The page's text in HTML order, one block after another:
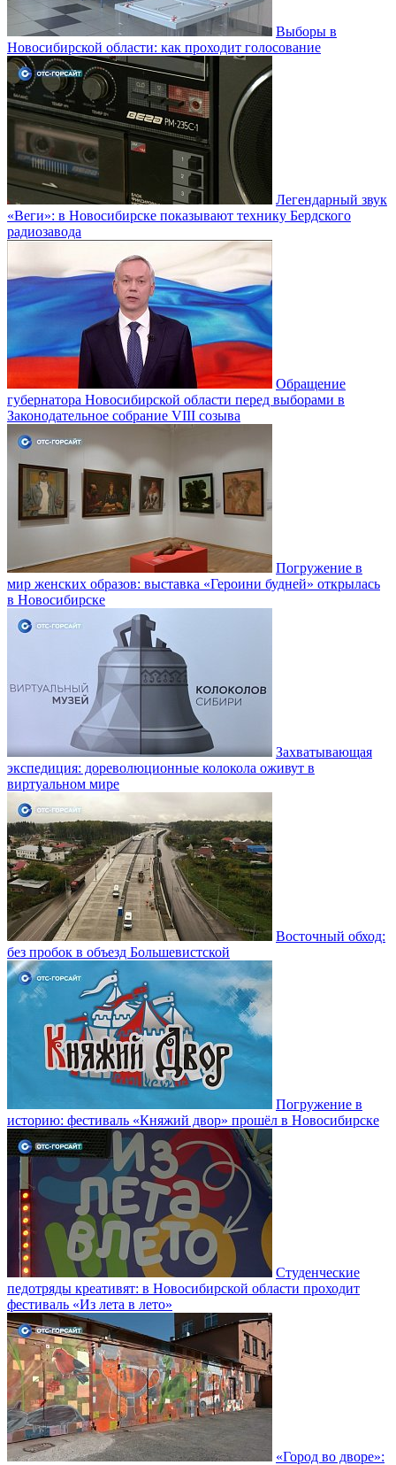
Выборы в
Новосибирской области: как проходит голосование
Легендарный звук
«Веги»: в Новосибирске показывают технику Бердского
радиозавода
Обращение
губернатора Новосибирской области перед выборами в
Законодательное собрание VIII созыва
Погружение в
мир женских образов: выставка «Героини будней» открылась
в Новосибирске
Захватывающая
экспедиция: дореволюционные колокола оживут в
виртуальном мире
Восточный обход:
без пробок в объезд Большевистской
Погружение в
историю: фестиваль «Княжий двор» прошёл в Новосибирске
Студенческие
педотряды креативят: в Новосибирской области проходит
фестиваль «Из лета в лето»
«Город во дворе»: